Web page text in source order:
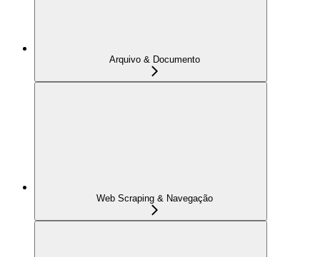
Arquivo & Documento
Web Scraping & Navegação